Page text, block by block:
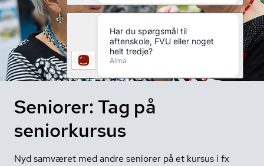
Seniorer: Tag på
seniorkursus
Nyd samværet med andre seniorer på et kursus i fx